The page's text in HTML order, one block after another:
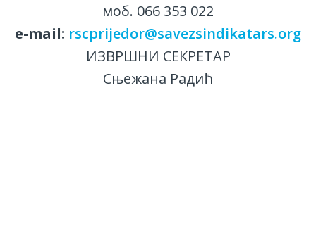
моб. 066 353 022
е-mail: rscprijedor@savezsindikatars.org
ИЗВРШНИ СЕКРЕТАР
Сњежана Радић